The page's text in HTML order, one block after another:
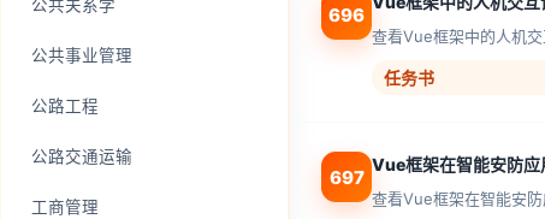
公共关系学
公共事业管理
公路工程
公路交通运输
工商管理
696
查看Vue框架中的人机
任务书
697
Vue框架在智能安防
查看Vue框架在智能安